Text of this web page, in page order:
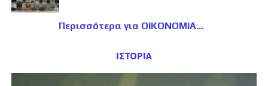
Περισσότερα για ΟΙΚΟΝΟΜΙΑ
ΙΣΤΟΡΙΑ